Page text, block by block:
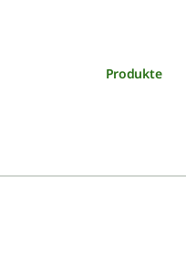
Produkte